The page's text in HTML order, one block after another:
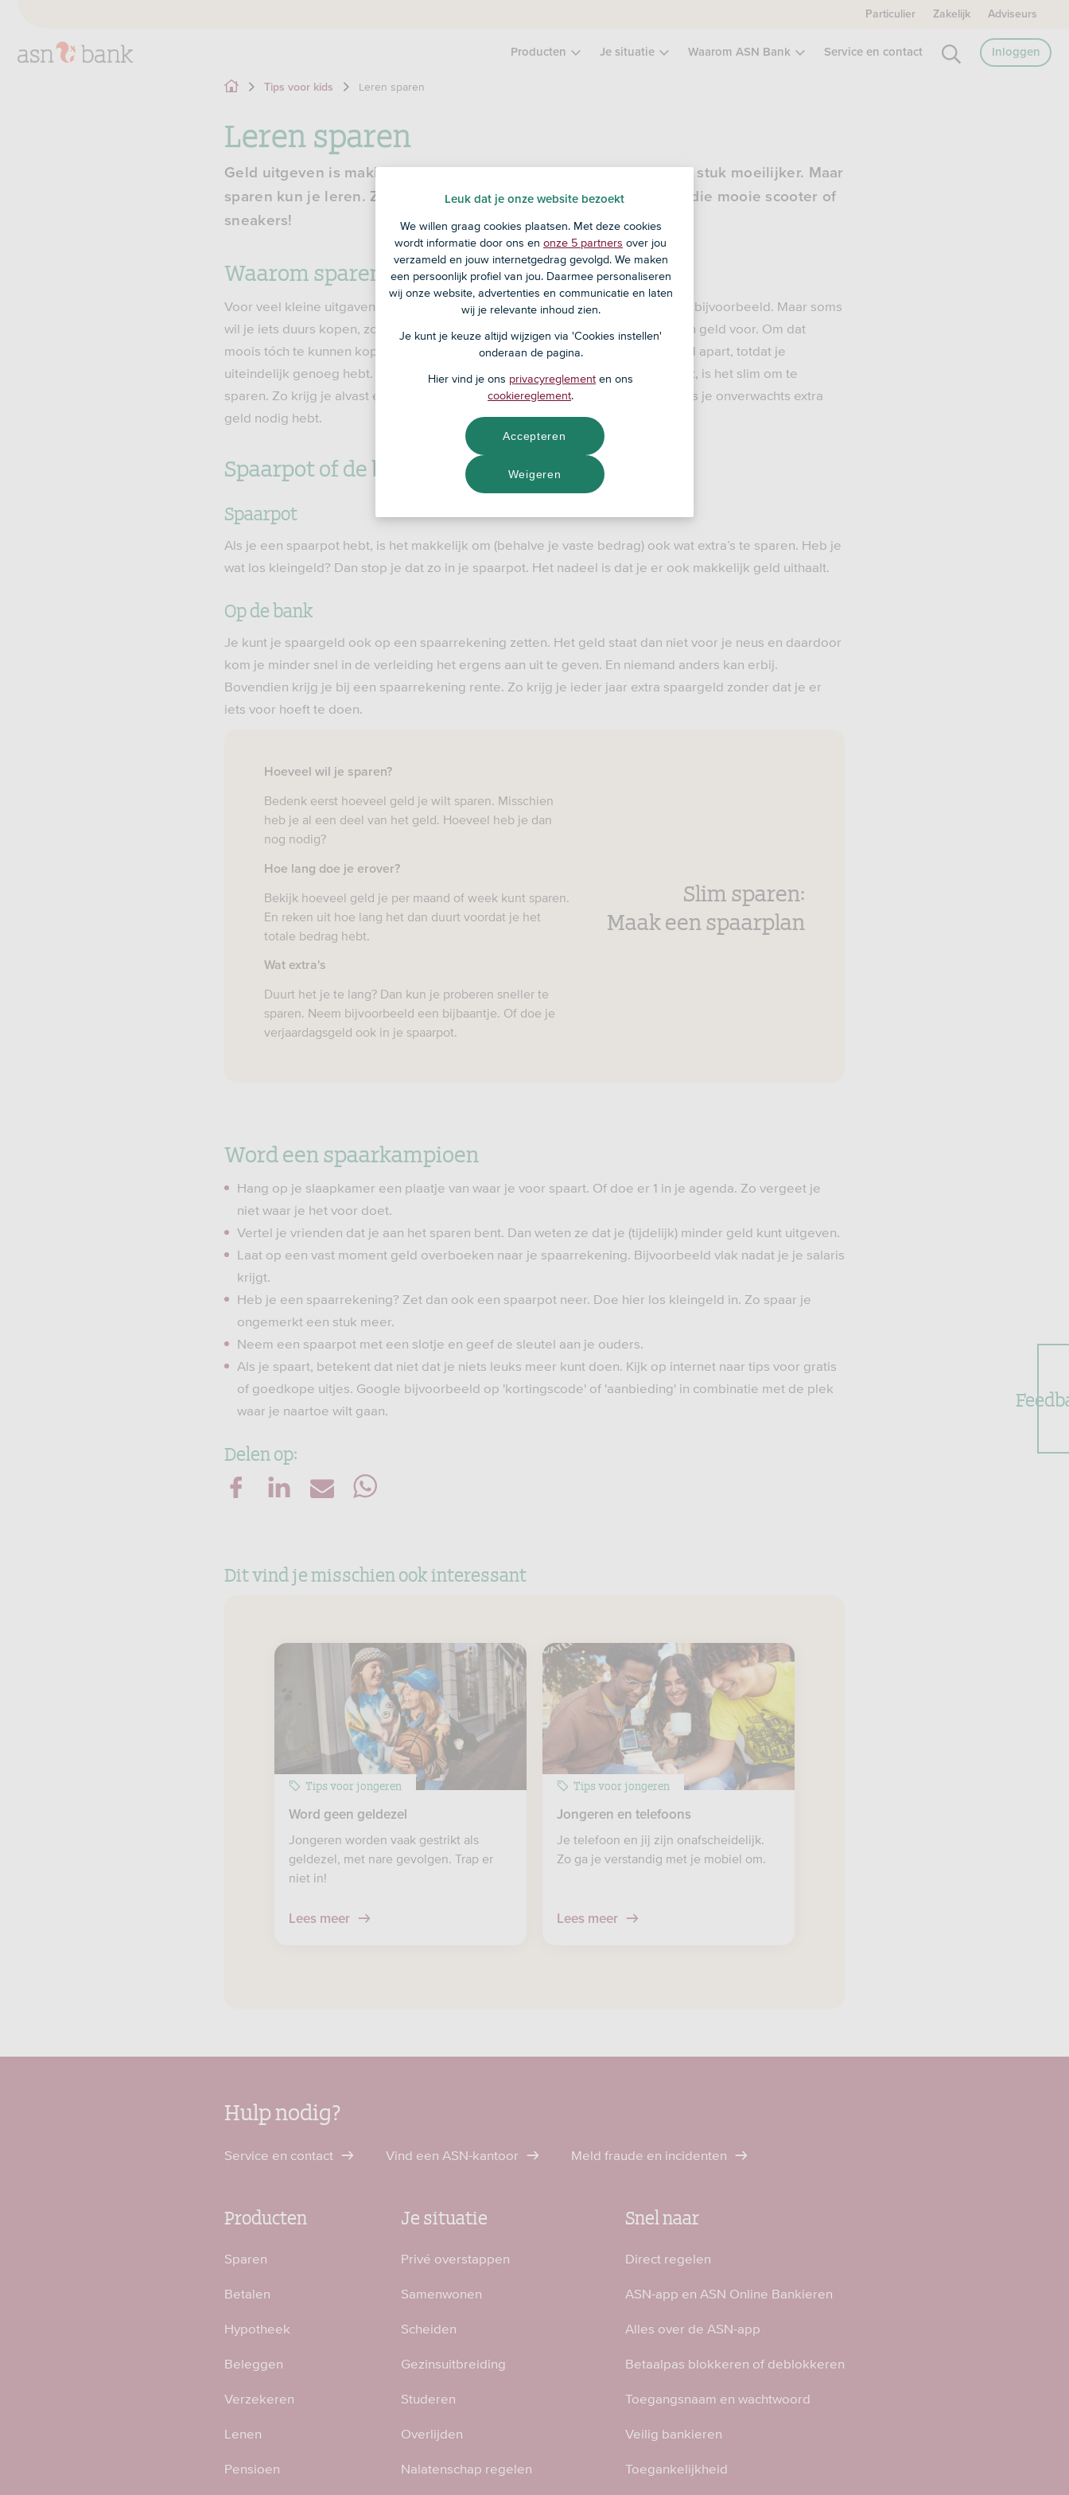
Particulier Zakelijk Adviseurs
Producten Je situatie Waarom ASN Bank Service en contact Inloggen
Tips voor kids Leren sparen
Leren sparen
Geld uitgeven is makkelijk. Geld sparen vinden veel jongeren een stuk moeilijker. Maar
sparen kun je leren. Zo kun je ook duurdere spullen kopen. Zoals die mooie scooter of
sneakers!
Waarom sparen?
Voor veel kleine uitgaven hoef je niet te sparen. Voor wat lekkers in de kantine bijvoorbeeld. Maar soms
wil je iets duurs kopen, zoals een laptop of dure tas, en daar heb je niet meteen geld voor. Om dat
moois tóch te kunnen kopen, moet je sparen. Iedere maand of week zet je geld apart, totdat je
uiteindelijk genoeg hebt. Ook als je niet meteen een spaardoel voor ogen hebt, is het slim om te
sparen. Zo krijg je alvast een mooi bedrag op je spaarrekening. Handig voor als je onverwachts extra
geld nodig hebt.
Spaarpot of de bank?
Spaarpot
Als je een spaarpot hebt, is het makkelijk om (behalve je vaste bedrag) ook wat extra’s te sparen. Heb je
wat los kleingeld? Dan stop je dat zo in je spaarpot. Het nadeel is dat je er ook makkelijk geld uithaalt.
Op de bank
Je kunt je spaargeld ook op een spaarrekening zetten. Het geld staat dan niet voor je neus en daardoor
kom je minder snel in de verleiding het ergens aan uit te geven. En niemand anders kan erbij.
Bovendien krijg je bij een spaarrekening rente. Zo krijg je ieder jaar extra spaargeld zonder dat je er
iets voor hoeft te doen.
Hoeveel wil je sparen?
Bedenk eerst hoeveel geld je wilt sparen. Misschien
heb je al een deel van het geld. Hoeveel heb je dan
nog nodig?
Hoe lang doe je erover?
Bekijk hoeveel geld je per maand of week kunt sparen.
En reken uit hoe lang het dan duurt voordat je het
totale bedrag hebt.
Wat extra's
Duurt het je te lang? Dan kun je proberen sneller te
sparen. Neem bijvoorbeeld een bijbaantje. Of doe je
verjaardagsgeld ook in je spaarpot.
Slim sparen:
Maak een spaarplan
Word een spaarkampioen
Hang op je slaapkamer een plaatje van waar je voor spaart. Of doe er 1 in je agenda. Zo vergeet je
niet waar je het voor doet.
Vertel je vrienden dat je aan het sparen bent. Dan weten ze dat je (tijdelijk) minder geld kunt uitgeven.
Laat op een vast moment geld overboeken naar je spaarrekening. Bijvoorbeeld vlak nadat je je salaris
krijgt.
Heb je een spaarrekening? Zet dan ook een spaarpot neer. Doe hier los kleingeld in. Zo spaar je
ongemerkt een stuk meer.
Neem een spaarpot met een slotje en geef de sleutel aan je ouders.
Als je spaart, betekent dat niet dat je niets leuks meer kunt doen. Kijk op internet naar tips voor gratis
of goedkope uitjes. Google bijvoorbeeld op 'kortingscode' of 'aanbieding' in combinatie met de plek
waar je naartoe wilt gaan.
Delen op:
Dit vind je misschien ook interessant
Tips voor jongeren
Word geen geldezel
Jongeren worden vaak gestrikt als
geldezel, met nare gevolgen. Trap er
niet in!
Lees meer
Tips voor jongeren
Jongeren en telefoons
Je telefoon en jij zijn onafscheidelijk.
Zo ga je verstandig met je mobiel om.
Lees meer
Hulp nodig?
Service en contact Vind een ASN-kantoor Meld fraude en incidenten
Producten
Sparen
Betalen
Hypotheek
Beleggen
Verzekeren
Lenen
Pensioen
Je situatie
Privé overstappen
Samenwonen
Scheiden
Gezinsuitbreiding
Studeren
Overlijden
Nalatenschap regelen
Snel naar
Direct regelen
ASN-app en ASN Online Bankieren
Alles over de ASN-app
Betaalpas blokkeren of deblokkeren
Toegangsnaam en wachtwoord
Veilig bankieren
Toegankelijkheid
Leuk dat je onze website bezoekt
We willen graag cookies plaatsen. Met deze cookies
wordt informatie door ons en onze 5 partners over jou
verzameld en jouw internetgedrag gevolgd. We maken
een persoonlijk profiel van jou. Daarmee personaliseren
wij onze website, advertenties en communicatie en laten
wij je relevante inhoud zien.
Je kunt je keuze altijd wijzigen via 'Cookies instellen'
onderaan de pagina.
Hier vind je ons privacyreglement en ons
cookiereglement.
Weigeren
Accepteren